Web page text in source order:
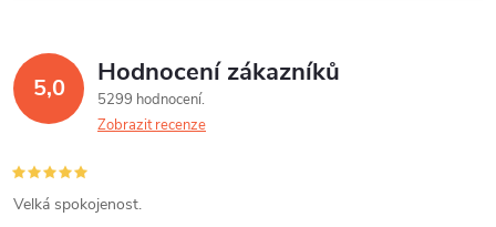
5,0 Hodnocení zákazníků
5299 hodnocení
Zobrazit recenze
Velká spokojenost.